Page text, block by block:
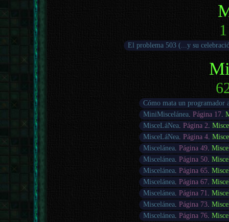
El problema 503 (...y su
Cómo mata un programador
MiniMiscelánea Página 17.
MisceLáNea Página 2
MisceLáNea Página 4.
Miscelánea Página 49.
Miscelánea Página 50.
Miscelánea Página 65.
Miscelánea Página 67.
Miscelánea Página 71
Miscelánea Página 73.
Miscelánea Página 76.